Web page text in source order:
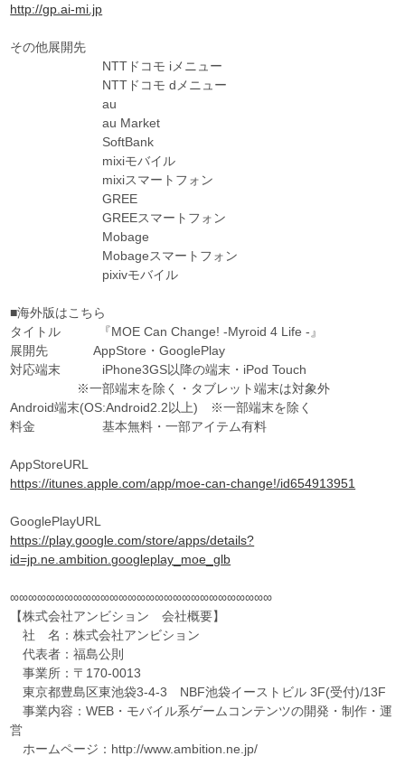
http://gp.ai-mi.jp
その他展開先
NTTドコモ iメニュー
NTTドコモ dメニュー
au
au Market
SoftBank
mixiモバイル
mixiスマートフォン
GREE
GREEスマートフォン
Mobage
Mobageスマートフォン
pixivモバイル
■海外版はこちら
タイトル 『MOE Can Change! -Myroid 4 Life -』
展開先 AppStore・GooglePlay
対応端末 iPhone3GS以降の端末・iPod Touch
※一部端末を除く・タブレット端末は対象外
Android端末(OS:Android2.2以上) ※一部端末を除く
料金 基本無料・一部アイテム有料
AppStoreURL
https://itunes.apple.com/app/moe-can-change!/id654913951
GooglePlayURL
https://play.google.com/store/apps/details?
id=jp.ne.ambition.googleplay_moe_glb
∞∞∞∞∞∞∞∞∞∞∞∞∞∞∞∞∞∞∞∞∞∞∞∞∞∞∞∞∞
【株式会社アンビション 会社概要】
社 名：株式会社アンビション
代表者：福島公則
事業所：〒170-0013
東京都豊島区東池袋3-4-3 NBF池袋イーストビル 3F(受付)/13F
事業内容：WEB・モバイル系ゲームコンテンツの開発・制作・運
営
ホームページ：http://www.ambition.ne.jp/